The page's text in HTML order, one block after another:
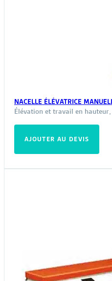
NACELLE ÉLÉVATRICE
Élévation et travail en hauteur,
AJOUTER AU DEVIS